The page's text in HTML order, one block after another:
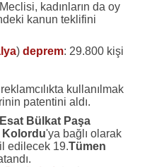
kadınların da oy
kanun teklifini
)deprem: 29.800 kişi
kullanılmak
patentini aldı.
Esat Bülkat Paşa
Kolordu'ya bağlı olarak
edilecek 19.Tümen